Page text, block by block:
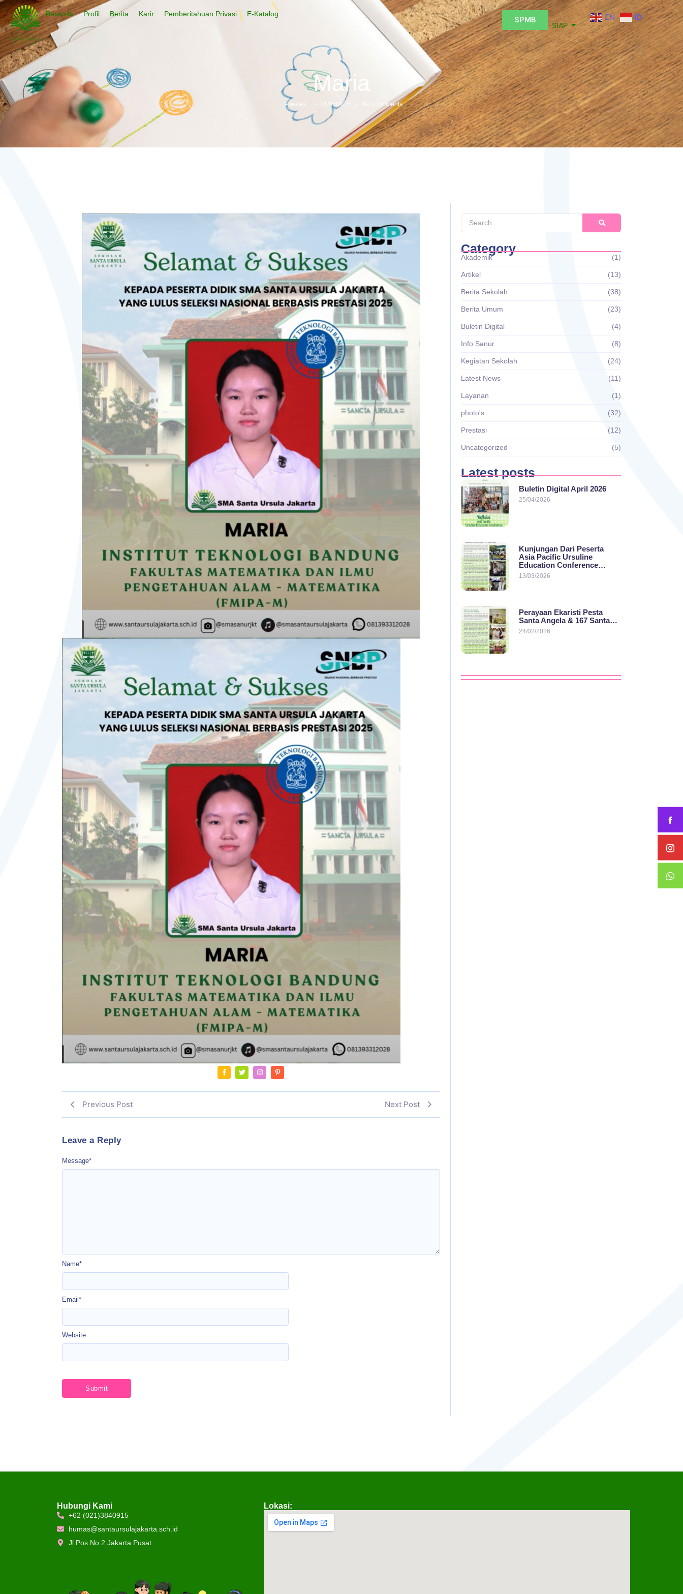
Beranda Profil Berita Karir Pemberitahuan Privasi
E-Katalog
SIAP
SPMB EN ID
Maria
Prestasi - 31/05/2025 No Comments
Previous Post Next Post
Leave a Reply
Message*
Name*
Email *
Website
Category
Akademik (1)
Artikel (13)
Berita Sekolah (38)
Berita Umum (23)
Buletin Digital (4)
Info Sanur (8)
Kegiatan Sekolah (24)
Latest News (11)
Layanan (1)
photo's (32)
Prestasi (12)
Uncategorized (5)
Latest posts
Buletin Digital April 2026
25/04/2026
Kunjungan Dari Peserta
Asia Pacific Ursuline
Education Conference…
13/03/2026
Perayaan Ekaristi Pesta
Santa Angela & 167 Santa…
24/02/2026
Hubungi Kami
+62 (021)3840915
humas@santaursulajakarta.sch.id
Jl Pos No 2 Jakarta Pusat
Lokasi: